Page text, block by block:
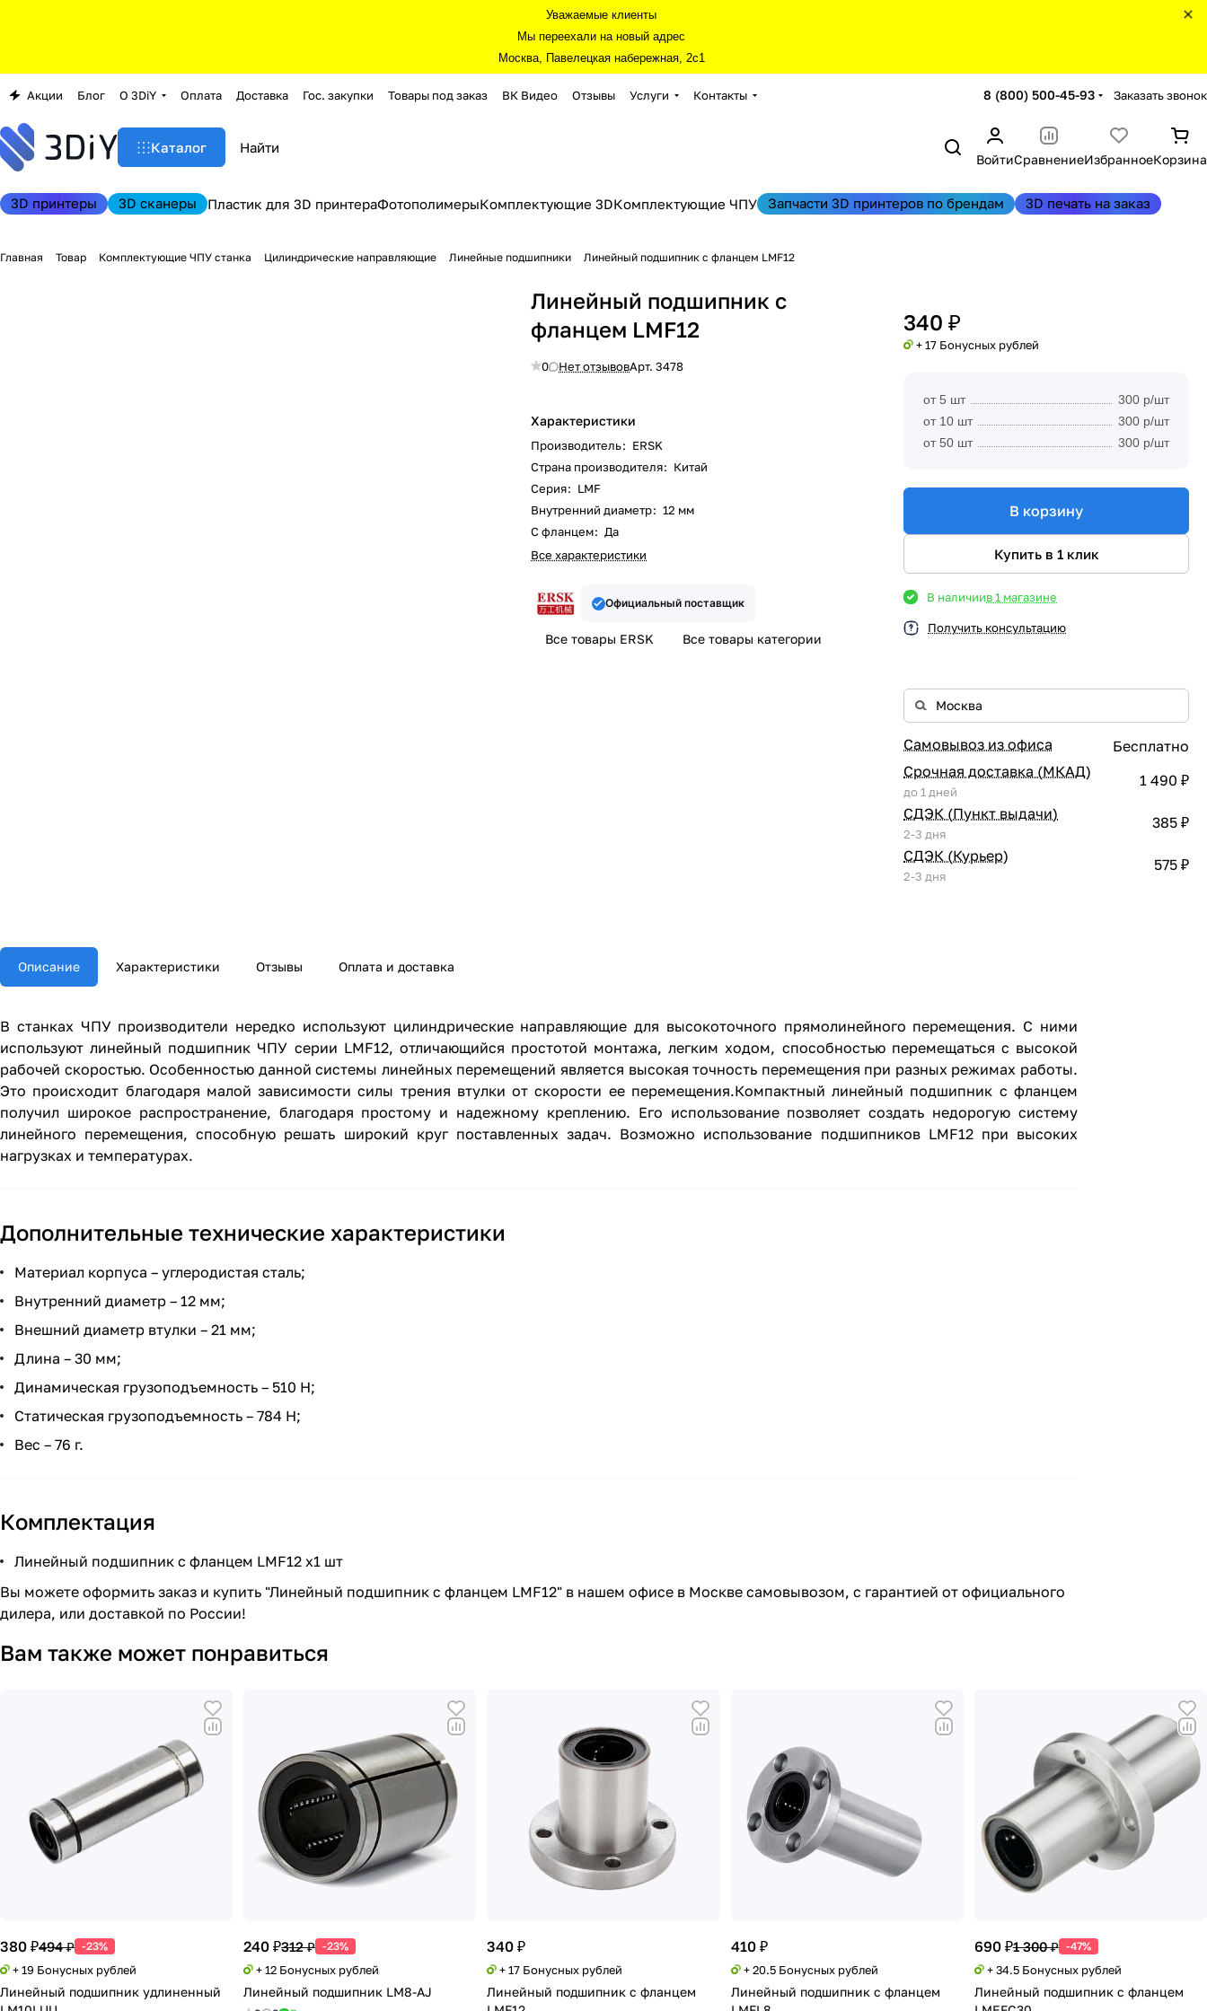
Уважаемые клиенты
Мы переехали на новый адрес
Москва, Павелецкая набережная, 2с1
Акции Блог О 3DiY Оплата Доставка Гос. закупки Товары под заказ ВК Видео Отзывы Услуги Контакты 8 (800) 500-45-93 Заказать звонок
Каталог
ВойтиСравнениеИзбранноеКорзина
3D принтеры 3D сканеры Пластик для 3D принтераФотополимерыКомплектующие 3DКомплектующие ЧПУ Запчасти 3D принтеров по брендам 3D печать на заказ
Главная Товар Комплектующие ЧПУ станка Цилиндрические направляющие Линейные подшипники Линейный подшипник с фланцем LMF12
Линейный подшипник с
фланцем LMF12
0 Нет отзывовАрт.3478
Характеристики
Производитель: ERSK
Страна производителя: Китай
Серия: LMF
Внутренний диаметр: 12 мм
С фланцем: Да
Все характеристики
Официальный поставщик
Все товары ERSK Все товары категории
340 ₽
+ 17 Бонусных рублей
от 5 шт
300 р/шт
от 10 шт
300 р/шт
от 50 шт
300 р/шт
В корзину
Купить в 1 клик
В наличиив 1 магазине
Получить консультацию
Самовывоз из офиса
Бесплатно
Срочная доставка (МКАД)
до 1 дней
1 490 ₽
СДЭК (Пункт выдачи)
2-3 дня
385 ₽
СДЭК (Курьер)
2-3 дня
575 ₽
Описание Характеристики Отзывы Оплата и доставка
В станках ЧПУ производители нередко используют цилиндрические направляющие для высокоточного прямолинейного перемещения. С ними
используют линейный подшипник ЧПУ серии LMF12, отличающийся простотой монтажа, легким ходом, способностью перемещаться с высокой
рабочей скоростью. Особенностью данной системы линейных перемещений является высокая точность перемещения при разных режимах работы.
Это происходит благодаря малой зависимости силы трения втулки от скорости ее перемещения.Компактный линейный подшипник с фланцем
получил широкое распространение, благодаря простому и надежному креплению. Его использование позволяет создать недорогую систему
линейного перемещения, способную решать широкий круг поставленных задач. Возможно использование подшипников LMF12 при высоких
нагрузках и температурах.
Дополнительные технические характеристики
Материал корпуса – углеродистая сталь;
Внутренний диаметр – 12 мм;
Внешний диаметр втулки – 21 мм;
Длина – 30 мм;
Динамическая грузоподъемность – 510 Н;
Статическая грузоподъемность – 784 Н;
Вес – 76 г.
Комплектация
Линейный подшипник с фланцем LMF12 x1 шт
Вы можете оформить заказ и купить "Линейный подшипник с фланцем LMF12" в нашем офисе в Москве самовывозом, с гарантией от официального
дилера, или доставкой по России!
Вам также может понравиться
380 ₽494 ₽ -23%
+ 19 Бонусных рублей
Линейный подшипник удлиненный
240 ₽312 ₽ -23%
+ 12 Бонусных рублей
Линейный подшипник LM8-AJ
340 ₽
+ 17 Бонусных рублей
Линейный подшипник с фланцем
410 ₽
+ 20.5 Бонусных рублей
Линейный подшипник с фланцем
690 ₽1 300 ₽ -47%
+ 34.5 Бонусных рублей
Линейный подшипник с фланцем